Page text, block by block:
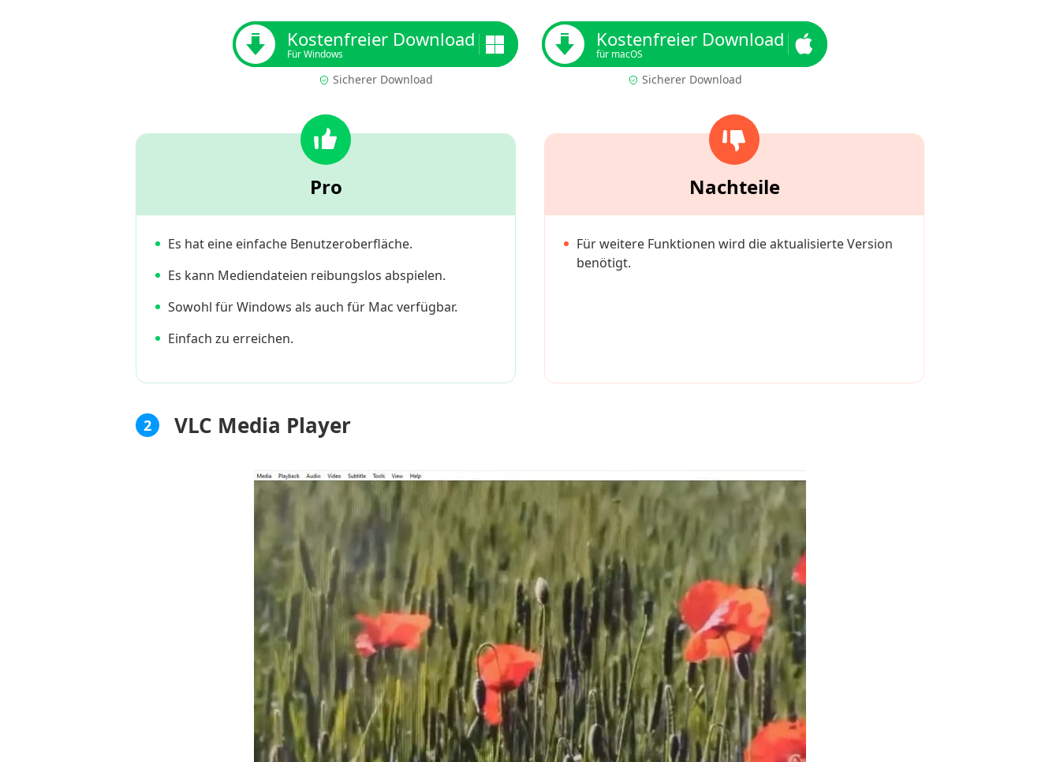
Kostenfreier Download
Für Windows
Sicherer Download
Kostenfreier Download
für macOS
Sicherer Download
Pro
Es hat eine einfache Benutzeroberfläche.
Es kann Mediendateien reibungslos abspielen.
Sowohl für Windows als auch für Mac verfügbar.
Einfach zu erreichen.
Nachteile
Für weitere Funktionen wird die aktualisierte Version
benötigt.
2 VLC Media Player